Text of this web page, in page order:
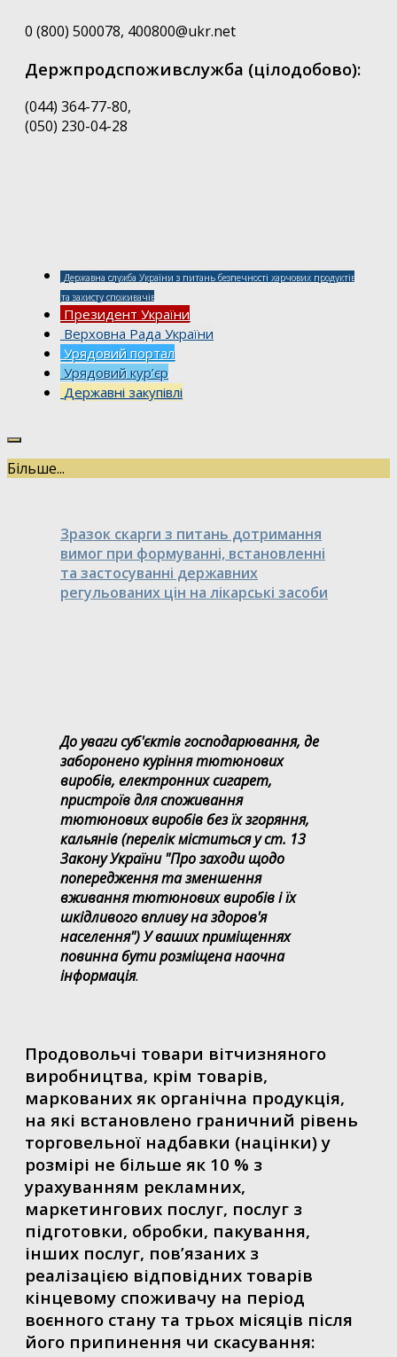
0 (800) 500078, 400800@ukr.net
Держпродспоживслужба (цілодобово):
(044) 364-77-80,
(050) 230-04-28
Державна служба України з питань безпечності харчових продуктів
та захисту споживачів
Президент України
Верховна Рада України
Урядовий портал
Урядовий кур’єр
Державні закупівлі
Більше...
Зразок скарги з питань дотримання
вимог при формуванні, встановленні
та застосуванні державних
регульованих цін на лікарські засоби
До уваги суб'єктів господарювання, де
заборонено куріння тютюнових
виробів, електронних сигарет,
пристроїв для споживання
тютюнових виробів без їх згоряння,
кальянів (перелік міститься у ст. 13
Закону України "Про заходи щодо
попередження та зменшення
вживання тютюнових виробів і їх
шкідливого впливу на здоров'я
населення") У ваших приміщеннях
повинна бути розміщена наочна
інформація.
Продовольчі товари вітчизняного
виробництва, крім товарів,
маркованих як органічна продукція,
на які встановлено граничний рівень
торговельної надбавки (націнки) у
розмірі не більше як 10 % з
урахуванням рекламних,
маркетингових послуг, послуг з
підготовки, обробки, пакування,
інших послуг, пов’язаних з
реалізацією відповідних товарів
кінцевому споживачу на період
воєнного стану та трьох місяців після
його припинення чи скасування: